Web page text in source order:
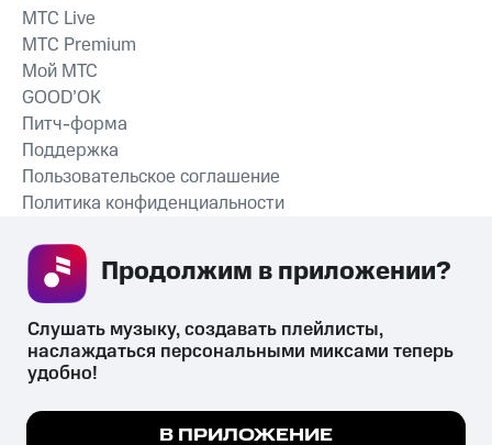
СКАЧАТЬ ПРИЛОЖЕНИЕ
MTС Live
MTС Premium
Мой МТС
GOOD’OK
Питч-форма
Поддержка
Пользовательское соглашение
Политика конфиденциальности
психотропных веществ, их аналогов причиняет вред здоровью,
их незаконный оборот запрещён и влечёт установленную
Мы используем куки, чтобы на сайте все
Слушать музыку, создавать плейлисты,
наслаждаться персональными миксами теперь
удобно!
В ПРИЛОЖЕНИЕ